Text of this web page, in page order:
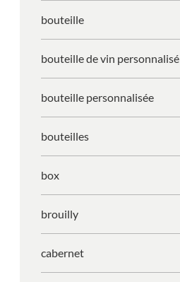
bouteille
bouteille de vin personnalisé
bouteille personnalisée
bouteilles
box
brouilly
cabernet